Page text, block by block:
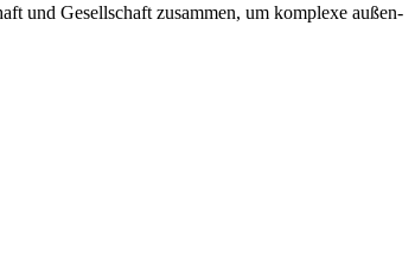
und Gesellschaft zusammen, um komplexe außen-